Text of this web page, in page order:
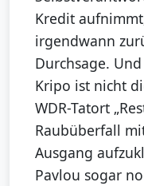
Kredit
irgendwann
Durchsage.
Kripo ist nicht
WDR-Tatort
Raubüberfall
Ausgang
Pavlou sogar